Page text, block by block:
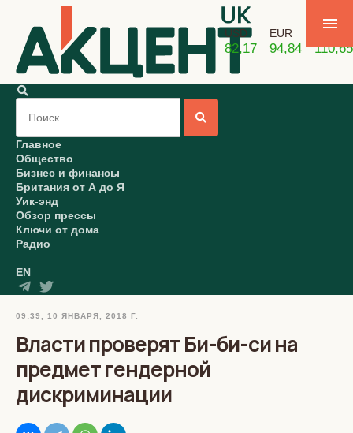
USD
82,17
EUR
94,84 110,65
Главное
Общество
Бизнес и финансы
Британия от А до Я
Уик-энд
Обзор прессы
Ключи от дома
Радио
EN
09:39, 10 ЯНВАРЯ, 2018 Г.
Власти проверят Би-би-си на
предмет гендерной
дискриминации